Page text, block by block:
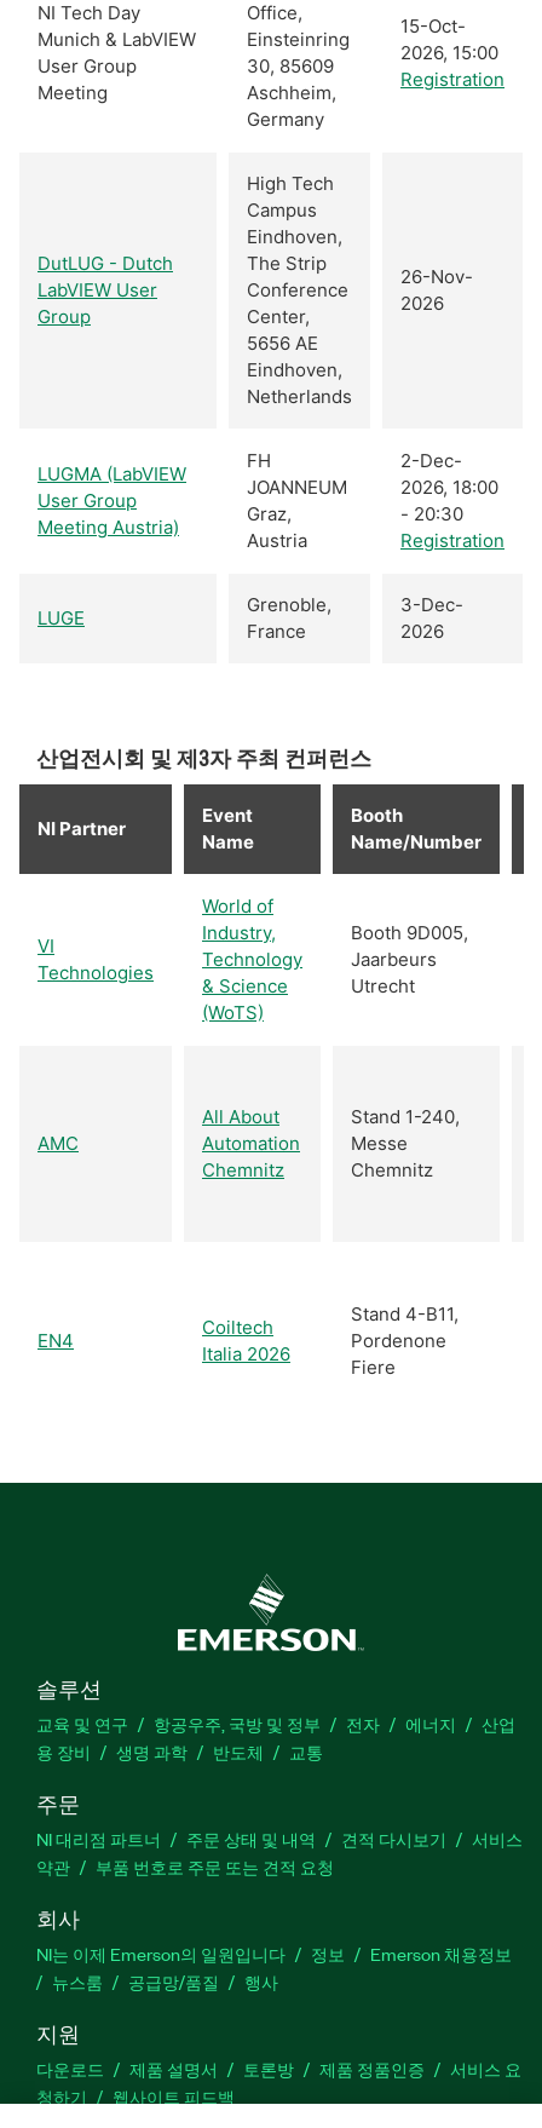
NI Tech Day
Munich & LabVIEW
User Group
Meeting
Office,
Einsteinring
30, 85609
Aschheim,
Germany
15-Oct-
2026, 15:00
Registration
DutLUG - Dutch
LabVIEW User
Group
High Tech
Campus
Eindhoven,
The Strip
Conference
Center,
5656 AE
Eindhoven,
Netherlands
26-Nov-
2026
LUGMA (LabVIEW
User Group
Meeting Austria)
FH
JOANNEUM
Graz,
Austria
2-Dec-
2026, 18:00
- 20:30
Registration
LUGE
Grenoble,
France
3-Dec-
2026
산업전시회 및 제3자 주최 컨퍼런스
NI Partner
Event
Name
Booth
Name/Number
VI
Technologies
World of
Industry,
Technology
& Science
(WoTS)
Booth 9D005,
Jaarbeurs
Utrecht
AMC
All About
Automation
Chemnitz
Stand 1-240,
Messe
Chemnitz
EN4
Coiltech
Italia 2026
Stand 4-B11,
Pordenone
Fiere
솔루션
교육 및 연구 항공우주, 국방 및 정부 전자 에너지
산업
용 장비
생명 과학 반도체 교통
주문
NI 대리점 파트너 주문 상태 및 내역 견적 다시보기
서비스
약관
부품 번호로 주문 또는 견적 요청
회사
NI는 이제 Emerson의 일원입니다 정보
Emerson 채용정보
뉴스룸
공급망/품질 행사
지원
다운로드 제품 설명서 토론방 제품 정품인증
서비스 요
청하기
웹사이트 피드백